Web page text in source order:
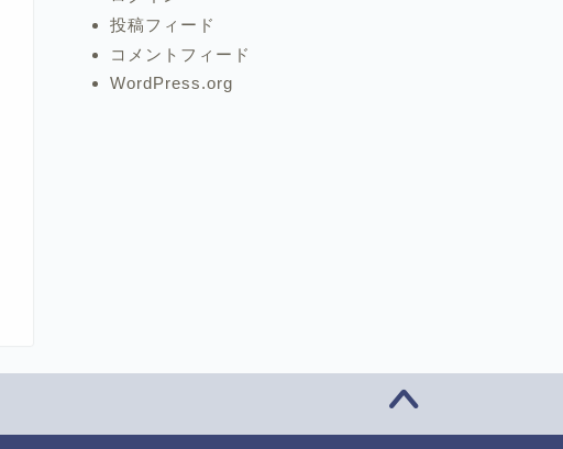
投稿フィード
コメントフィード
WordPress.org